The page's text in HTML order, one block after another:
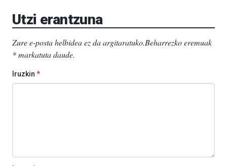
Utzi erantzuna
Zure e-posta helbidea ez da argitaratuko.Beharrezko eremuak
*markatuta daude.
Iruzkin *